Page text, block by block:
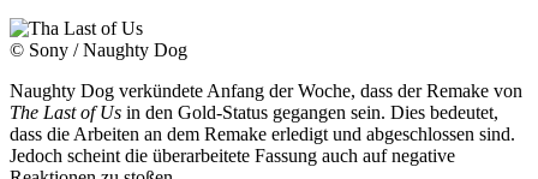
© Sony / Naughty Dog
Naughty Dog verkündete Anfang der Woche, dass der Remake von
The Last of Us in den Gold-Status gegangen sein. Dies bedeutet,
dass die Arbeiten an dem Remake erledigt und abgeschlossen sind.
Jedoch scheint die überarbeitete Fassung auch auf negative